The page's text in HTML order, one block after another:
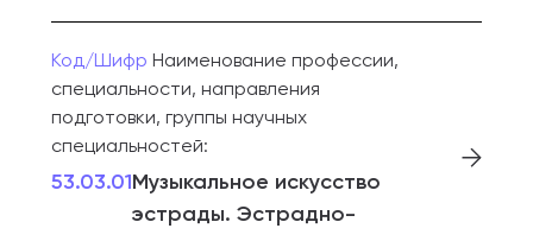
Код/Шифр Наименование профессии,
специальности, направления
подготовки, группы научных
специальностей:
53.03.01Музыкальное искусство
эстрады. Эстрадно-